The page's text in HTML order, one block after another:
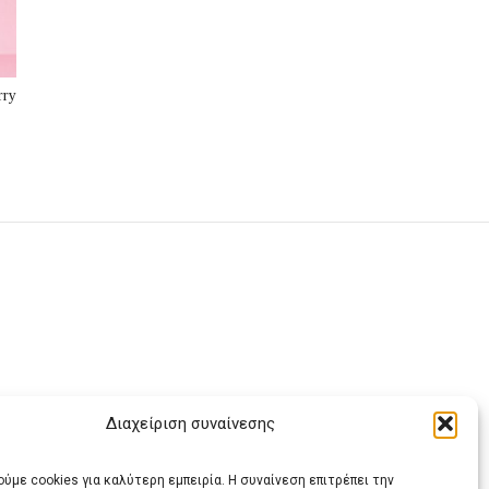
Διαχείριση συναίνεσης
cookies για καλύτερη εμπειρία. Η συναίνεση επιτρέπει την